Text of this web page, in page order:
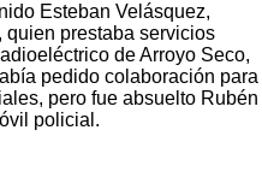
Esteban Velásquez,
prestaba servicios
de Arroyo Seco,
pedido colaboración para
pero fue absuelto Rubén
policial.